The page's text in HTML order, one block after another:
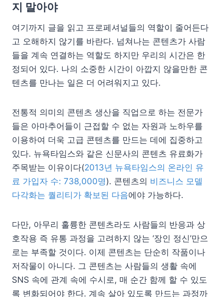
지 말아야
여기까지 글을 읽고 프로페셔널들의 역할이 줄어든다
고 오해하지 않기를 바란다. 넘쳐나는 콘텐츠가 사람
들을 계속 연결하는 역할도 하지만 우리의 시간은 한
정되어 있다. 나의 소중한 시간이 아깝지 않을만한 콘
텐츠를 만나는 일은 더 어려워지고 있다.
전통적 의미의 콘텐츠 생산을 직업으로 하는 전문가
들은 아마추어들이 근접할 수 없는 자원과 노하우를
이용하여 더욱 고급 콘텐츠를 만드는 데에 집중하고
있다. 뉴욕타임스와 같은 신문사의 콘텐츠 유료화가
주목받는 이유이다(2013년 뉴욕타임스의 온라인 유
료 가입자 수: 738,000명). 콘텐츠의 비즈니스 모델
다각화는 퀄리티가 확보된 다음에야 가능하다.
다만, 아무리 훌륭한 콘텐츠라도 사람들의 반응과 상
호작용 즉 유통 과정을 고려하지 않는 ‘장인 정신’만으
로는 부족할 것이다. 이제 콘텐츠는 단순히 작품이나
저작물이 아니다. 그 콘텐츠는 사람들의 생활 속에
SNS 속에 관계 속에 수시로, 매 순간 함께 할 수 있도
록 변화되어야 한다. 계속 살아 있도록 만드는 과정까